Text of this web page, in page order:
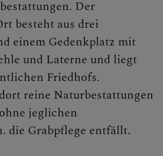
Der
besteht aus drei
einem Gedenkplatz mit
und Laterne und liegt
Friedhofs.
reine Naturbestattungen
jeglichen
die Grabpflege entfällt.